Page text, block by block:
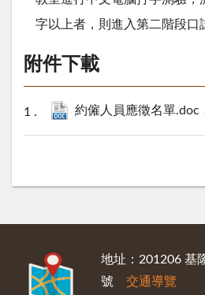
字以上者，則進入第二階段口
附件下載
約僱人員應徵名單.doc
地址：201206 基
號 交通導覽